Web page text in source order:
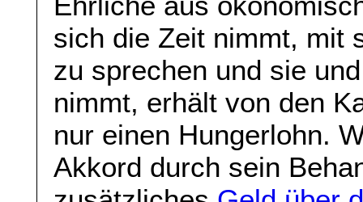
sich die Zeit nimmt, mit
zu sprechen und sie
nimmt, erhält von den
nur einen Hungerlohn.
Akkord durch sein